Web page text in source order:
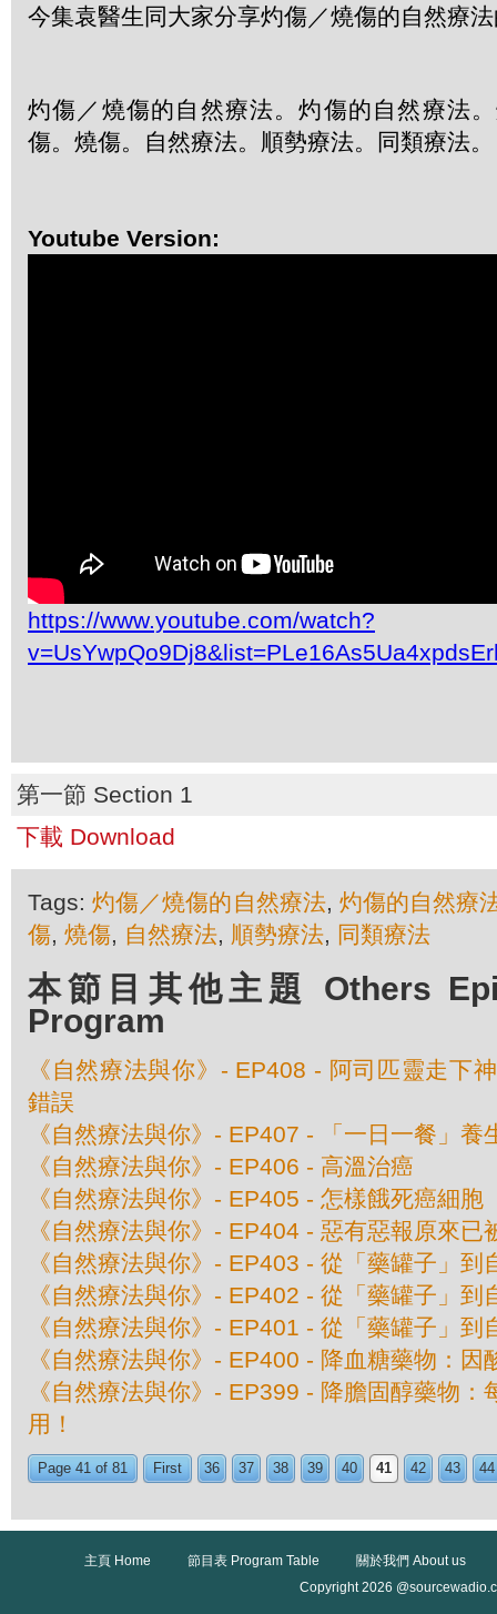
今集袁醫生同大家分享灼傷／燒傷的自然療
灼傷／燒傷的自然療法。灼傷的自然療法
傷。燒傷。自然療法。順勢療法。同類療法
Youtube Version:
https://www.youtube.com/watch?
第一節 Section 1
下載 Download
Tags:灼傷／燒傷的自然療法, 灼傷的自然療
傷, 燒傷, 自然療法, 順勢療法, 同類療法
本節目其他主題 Others
Program
《自然療法與你》- EP408 - 阿司匹靈走下
錯誤
《自然療法與你》- EP407 - 「一日一餐」養
《自然療法與你》- EP406 - 高溫治癌
《自然療法與你》- EP405 - 怎樣餓死癌細胞
《自然療法與你》- EP404 - 惡有惡報原來已
《自然療法與你》- EP403 - 從「藥罐子」到
《自然療法與你》- EP402 - 從「藥罐子」到
《自然療法與你》- EP401 - 從「藥罐子」到
《自然療法與你》- EP400 - 降血糖藥物：因
《自然療法與你》- EP399 - 降膽固醇藥物
用！
Page 41 of 81 First 36 37 38 39 40 41 42 43 44
主頁 Home 節目表 Program Table
關於我們 About us
Copyright 2026